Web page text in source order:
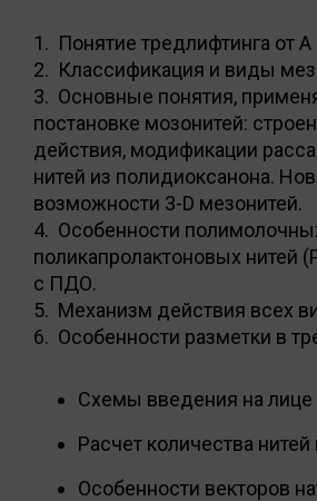
1. Понятие тредлифтинга от А
2. Классификация и виды
3. Основные понятия,
постановке мозонитей:
действия, модификации
нитей из полидиоксанона.
возможности 3-D мезонитей.
4. Особенности
поликапролактоновых нитей
с ПДО.
5. Механизм действия всех
6. Особенности разметки в
Схемы введения на лице
Расчет количества
Особенности векторов